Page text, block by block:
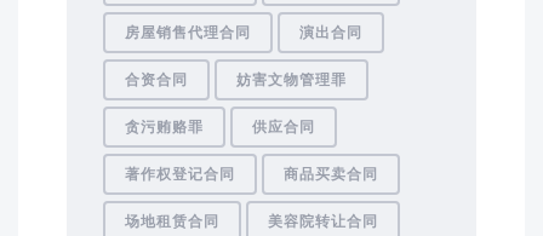
房屋销售代理合同 演出合同
合资合同 妨害文物管理罪
贪污贿赂罪 供应合同
著作权登记合同 商品买卖合同
场地租赁合同 美容院转让合同